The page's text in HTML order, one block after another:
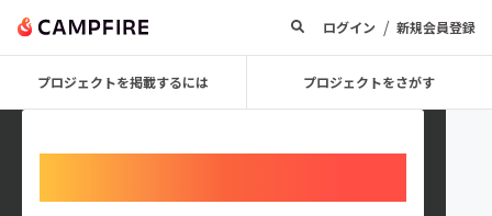
ログイン / 新規会員登録
プロジェクトを掲載するには プロジェクトをさがす